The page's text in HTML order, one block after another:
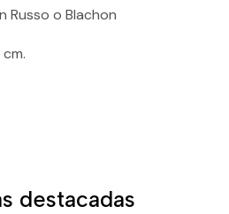
Russo o Blachon
destacadas